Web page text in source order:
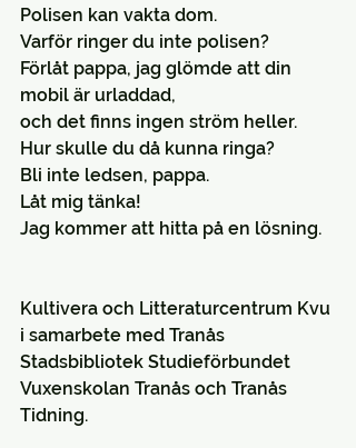
Polisen kan vakta dom.
Varför ringer du inte polisen?
Förlåt pappa, jag glömde att din
mobil är urladdad,
och det finns ingen ström heller.
Hur skulle du då kunna ringa?
Bli inte ledsen, pappa.
Låt mig tänka!
Jag kommer att hitta på en lösning.
Kultivera och Litteraturcentrum Kvu
i samarbete med Tranås
Stadsbibliotek Studieförbundet
Vuxenskolan Tranås och Tranås
Tidning.